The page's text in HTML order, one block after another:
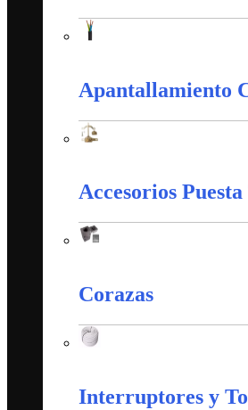
Apantallamiento
Accesorios
Corazas
Interruptores y